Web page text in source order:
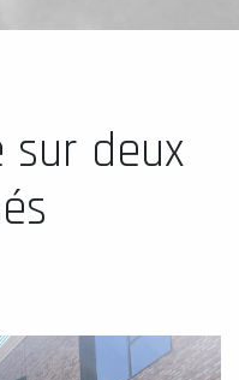
sur deux